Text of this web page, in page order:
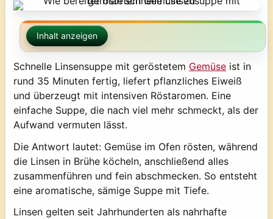
Inhalt anzeigen
Schnelle Linsensuppe mit geröstetem Gemüse ist in
rund 35 Minuten fertig, liefert pflanzliches Eiweiß
und überzeugt mit intensiven Röstaromen. Eine
einfache Suppe, die nach viel mehr schmeckt, als der
Aufwand vermuten lässt.
Die Antwort lautet: Gemüse im Ofen rösten, während
die Linsen in Brühe köcheln, anschließend alles
zusammenführen und fein abschmecken. So entsteht
eine aromatische, sämige Suppe mit Tiefe.
Linsen gelten seit Jahrhunderten als nahrhafte